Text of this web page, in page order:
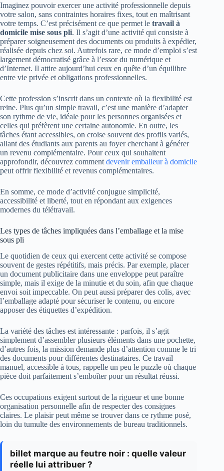
Imaginez pouvoir exercer une activité professionnelle depuis
votre salon, sans contraintes horaires fixes, tout en maîtrisant
votre temps. C’est précisément ce que permet le travail à
domicile mise sous pli. Il s’agit d’une activité qui consiste à
préparer soigneusement des documents ou produits à expédier,
réalisée depuis chez soi. Autrefois rare, ce mode d’emploi s’est
largement démocratisé grâce à l’essor du numérique et
d’Internet. Il attire aujourd’hui ceux en quête d’un équilibre
entre vie privée et obligations professionnelles.
Cette profession s’inscrit dans un contexte où la flexibilité est
reine. Plus qu’un simple travail, c’est une manière d’adapter
son rythme de vie, idéale pour les personnes organisées et
celles qui préfèrent une certaine autonomie. En outre, les
tâches étant accessibles, on croise souvent des profils variés,
allant des étudiants aux parents au foyer cherchant à générer
un revenu complémentaire. Pour ceux qui souhaitent
approfondir, découvrez comment devenir emballeur à domicile
peut offrir flexibilité et revenus complémentaires.
En somme, ce mode d’activité conjugue simplicité,
accessibilité et liberté, tout en répondant aux exigences
modernes du télétravail.
Les types de tâches impliquées dans l’emballage et la mise
sous pli
Le quotidien de ceux qui exercent cette activité se compose
souvent de gestes répétitifs, mais précis. Par exemple, placer
un document publicitaire dans une enveloppe peut paraître
simple, mais il exige de la minutie et du soin, afin que chaque
envoi soit impeccable. On peut aussi préparer des colis, avec
l’emballage adapté pour sécuriser le contenu, ou encore
apposer des étiquettes d’expédition.
La variété des tâches est intéressante : parfois, il s’agit
simplement d’assembler plusieurs éléments dans une pochette,
d’autres fois, la mission demande plus d’attention comme le tri
des documents pour différentes destinataires. Ce travail
manuel, accessible à tous, rappelle un peu le puzzle où chaque
pièce doit parfaitement s’emboîter pour un résultat réussi.
Ces occupations exigent surtout de la rigueur et une bonne
organisation personnelle afin de respecter des consignes
claires. Le plaisir peut même se trouver dans ce rythme posé,
loin du tumulte des environnements de bureau traditionnels.
billet marque au feutre noir : quelle valeur
réelle lui attribuer ?